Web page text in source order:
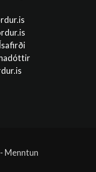
Menntun